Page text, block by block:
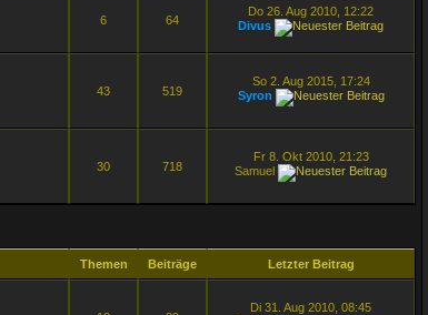
6 64
Do 26. Aug 2010, 12:22
Divus
43 519
So 2. Aug 2015, 17:24
Syron
30 718
Fr 8. Okt 2010, 21:23
Samuel
Themen Beiträge Letzter Beitrag
Di 31. Aug 2010, 08:45